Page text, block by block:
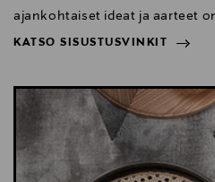
ajankohtaiset ideat ja aarteet
KATSO SISUSTUSVINKIT
KATSO SISUSTUSVINKIT